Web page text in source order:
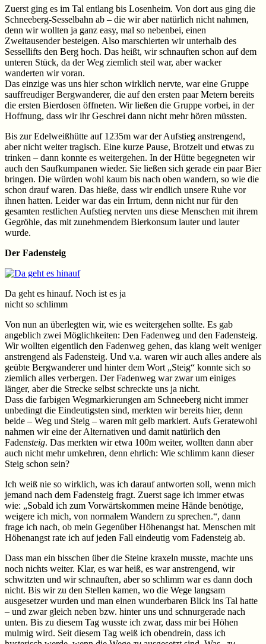
Zuerst ging es im Tal entlang bis Losenheim. Von dort aus ging die
Schneeberg-Sesselbahn ab – die wir aber natürlich nicht nahmen,
denn wir wollten ja ganz easy, mal so nebenbei, einen
Zweitausender besteigen. Also marschierten wir unterhalb des
Sessellifts den Berg hoch. Das heißt, wir schnauften schon auf dem
unteren Stück, da der Weg ziemlich steil war, aber wacker
wanderten wir voran.
Das einzige was uns hier schon wirklich nervte, war eine Gruppe
sauffreudiger Bergwanderer, die auf den ersten paar Metern bereits
die ersten Bierdosen öffneten. Wir ließen die Gruppe vorbei, in der
Hoffnung, dass wir ihr Geschrei dann nicht mehr hören müssten.
Bis zur Edelweißhütte auf 1235m war der Aufstieg anstrengend,
aber nicht weiter tragisch. Eine kurze Pause, Brotzeit und etwas zu
trinken – dann konnte es weitergehen. In der Hütte begegneten wir
auch den Saufkumpanen wieder. Sie ließen sich gerade ein paar Bier
bringen. Die würden wohl kaum bis nach oben wandern, so wie die
schon drauf waren. Das hieße, dass wir endlich unsere Ruhe vor
ihnen hatten. Leider war das ein Irrtum, denn nicht nur für den
gesamten restlichen Aufstieg nervten uns diese Menschen mit ihrem
Gegröhle, das mit zunehmendem Bierkonsum lauter und lauter
wurde.
Der Fadensteig
Da geht es hinauf. Noch ist es ja
nicht so schlimm
Von nun an überlegten wir, wie es weitergehen sollte. Es gab
angeblich zwei Möglichkeiten: Den Fadenweg und den Fadensteig.
Wir wollten eigentlich den Fadenweg gehen, das klang weit weniger
anstrengend als Fadensteig. Und v.a. waren wir auch alles andere als
geübte Bergwanderer und hinter dem Wort „Steig“ konnte sich so
ziemlich alles verbergen. Der Fadenweg war zwar um einiges
länger, aber die Strecke selbst schreckte uns ja nicht.
Dass die farbigen Wegmarkierungen am Schneeberg nicht immer
unbedingt die Eindeutigsten sind, merkten wir bereits hier, denn
beide – Weg und Steig – waren mit gelb markiert. Aufs Geratewohl
nahmen wir eine der Alternativen und damit natürlich den
Fadensteig. Das merkten wir etwa 100m weiter, wollten dann aber
auch nicht mehr umkehren, denn ehrlich: Wie schlimm kann dieser
Steig schon sein?
Ich weiß nie so wirklich, was ich darauf antworten soll, wenn mich
jemand nach dem Fadensteig fragt. Zuerst sage ich immer etwas
wie: „Sobald ich zum Vorwärtskommen meine Hände benötige,
weigere ich mich, von normalem Wandern zu sprechen.“, dann
frage ich nach, ob mein Gegenüber Höhenangst hat. Menschen mit
Höhenangst rate ich auf jeden Fall eindeutig vom Fadensteig ab.
Dass man ein bisschen über die Steine kraxeln musste, machte uns
noch nichts weiter. Klar, es war heiß, es war anstrengend, wir
schwitzten und wir schnauften, aber so schlimm war es dann doch
nicht. Bis wir zu den Stellen kamen, wo die Wege langsam
ausgesetzer wurden und man einen wunderbaren Blick ins Tal hatte
– und zwar gleich neben bzw. hinter uns und schnurgerade nach
unten. Bis zu diesem Tag wusste ich zwar, dass mir bei Höhen
mulmig wird. Seit diesem Tag weiß ich obendrein, dass ich